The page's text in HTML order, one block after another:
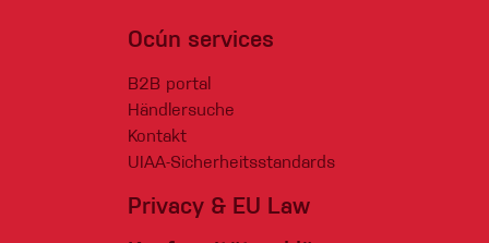
Ocún services
B2B portal
Händlersuche
Kontakt
UIAA-Sicherheitsstandards
Privacy & EU Law